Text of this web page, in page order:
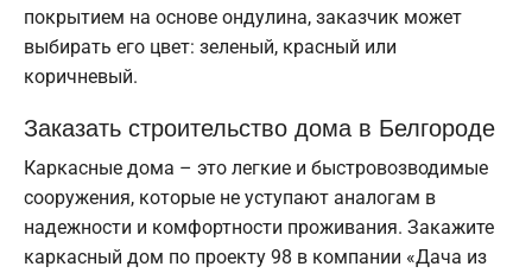
покрытием на основе ондулина, заказчик может
выбирать его цвет: зеленый, красный или
коричневый.
Заказать строительство дома в Белгороде
Каркасные дома – это легкие и быстровозводимые
сооружения, которые не уступают аналогам в
надежности и комфортности проживания. Закажите
каркасный дом по проекту 98 в компании «Дача из